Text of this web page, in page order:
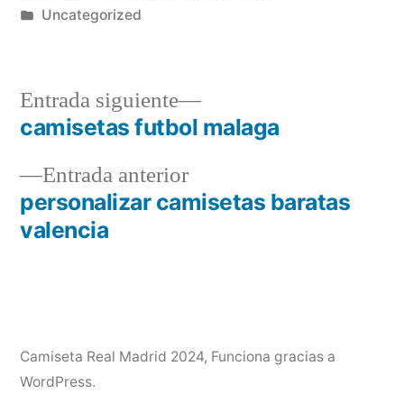
por
Publicado
Uncategorized
Navegación
de
entradas
Entrada anteriorEntrada
anterior:
personalizar camisetas baratas
valencia
Entrada siguiente
Entrada
siguiente:
camisetas futbol malaga
Camiseta Real Madrid 2024, Funciona gracias a
WordPress.